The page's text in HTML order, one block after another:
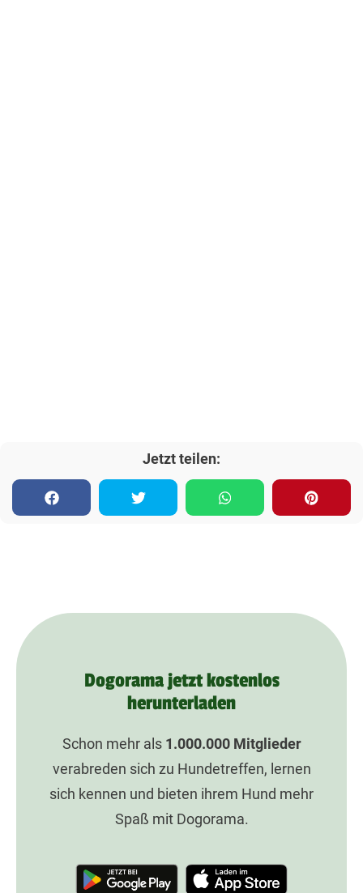
Jetzt teilen:
Dogorama jetzt kostenlos
herunterladen
Schon mehr als 1.000.000Mitglieder
verabreden sich zu Hundetreffen, lernen
sich kennen und bieten ihrem Hund mehr
Spaß mit Dogorama.